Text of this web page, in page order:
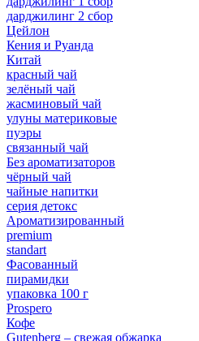
дарджилинг 2 сбор
Цейлон
Кения и Руанда
Китай
красный чай
зелёный чай
жасминовый чай
улуны материковые
пуэры
связанный чай
Без ароматизаторов
чёрный чай
чайные напитки
серия детокс
Ароматизированный
premium
standart
Фасованный
пирамидки
упаковка 100 г
Prospero
Кофе
Gutenberg – свежая обжарка